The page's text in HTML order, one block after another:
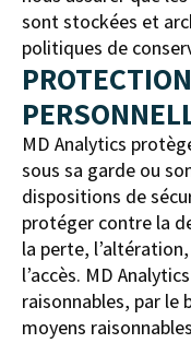
sont stockées et
politiques de
MD Analytics
sous sa garde ou
dispositions de
protéger contre la
la perte,
l’accès. MD
raisonnables, par le
moyens